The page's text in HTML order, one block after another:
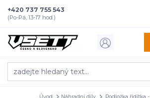
+420 737 755 543
(Po-Pá, 13-17 hod.)